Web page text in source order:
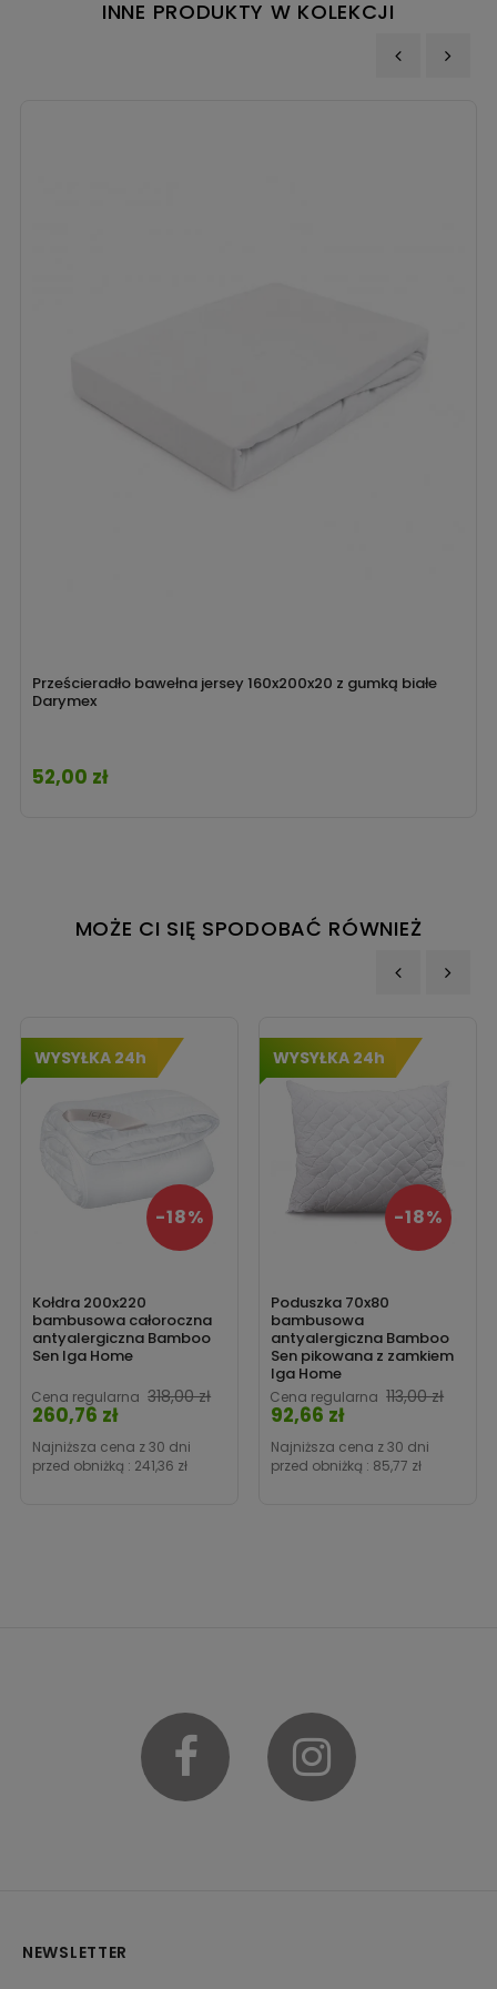
INNE PRODUKTY W KOLEKCJI
Prześcieradło bawełna jersey 160x200x20 z gumką białe
Darymex
Cena
52,00 zł
MOŻE CI SIĘ SPODOBAĆ RÓWNIEŻ
WYSYŁKA 24h
Kołdra 200x220
bambusowa całoroczna
antyalergiczna Bamboo
Sen Iga Home
Cena regularna 318,00 zł
-18%
Cena
260,76 zł
Najniższa cena z 30 dni
przed obniżką : 241,36 zł
WYSYŁKA 24h
Poduszka 70x80
bambusowa
antyalergiczna Bamboo
Sen pikowana z zamkiem
Iga Home
Cena regularna 113,00 zł
-18%
92,66 zł
Najniższa cena z 30 dni
przed obniżką : 85,77 zł
Facebook
NEWSLETTER